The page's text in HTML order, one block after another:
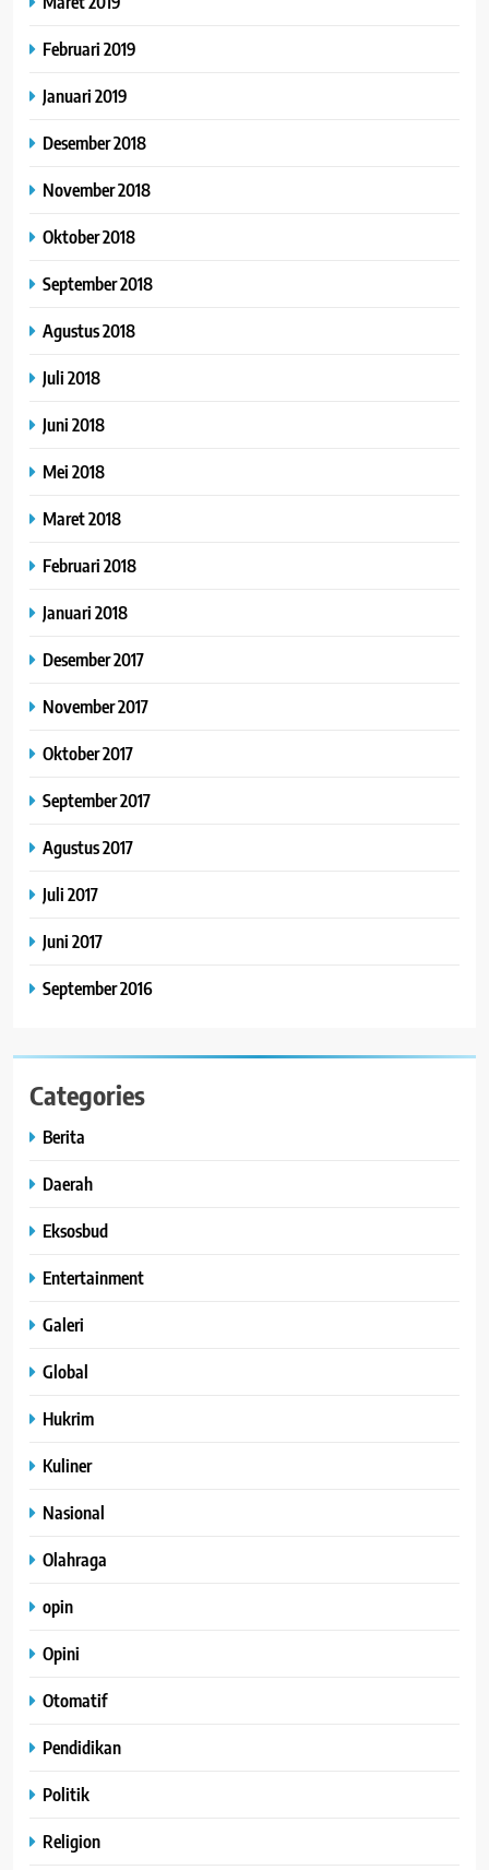
Februari 2019
Januari 2019
Desember 2018
November 2018
Oktober 2018
September 2018
Agustus 2018
Juli 2018
Juni 2018
Mei 2018
Maret 2018
Februari 2018
Januari 2018
Desember 2017
November 2017
Oktober 2017
September 2017
Agustus 2017
Juli 2017
Juni 2017
September 2016
Categories
Berita
Daerah
Eksosbud
Entertainment
Galeri
Global
Hukrim
Kuliner
Nasional
Olahraga
opin
Opini
Otomatif
Pendidikan
Politik
Religion